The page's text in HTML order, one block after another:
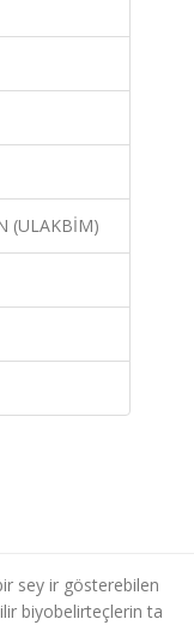
(ULAKBİM)
sey ir gösterebilen
biyobelirteçlerin ta